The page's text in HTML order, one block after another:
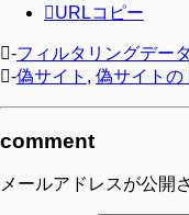
URLコピー
-フィルタリングデータ
-偽サイト , 偽サイトの
comment
メールアドレスが公開